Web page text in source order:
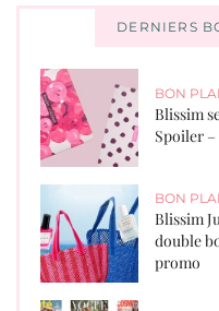
DERNIERS
BON
Blissim
Spoiler
BON
Blissim
double
promo